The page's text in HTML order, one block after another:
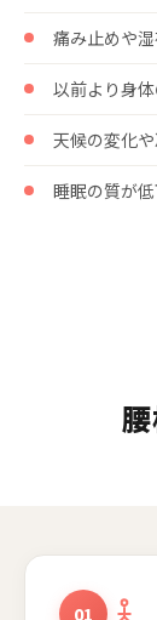
痛み止めや
以前より身
天候の変化
睡眠の質が
01